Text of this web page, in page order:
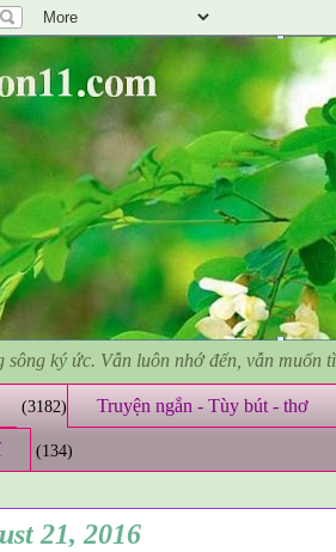
ký ức. Vẫn luôn nhớ đến, vẫn muốn
(3182) Truyện ngắn - Tùy bút - thơ
(134)
21, 2016